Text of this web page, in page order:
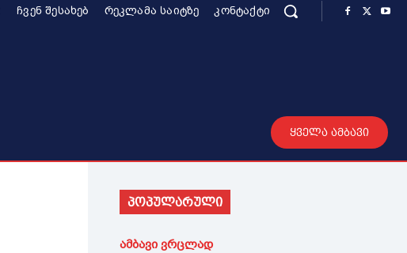
ᲩᲕᲔᲜ ᲨᲔᲡᲐᲮᲔᲑ ᲠᲔᲙᲚᲐᲛᲐ ᲡᲐᲘᲢᲖᲔ ᲙᲝᲜᲢᲐᲥᲢᲘ
ყველა ამბავი
პოპულარული
ამბავი ვრცლად